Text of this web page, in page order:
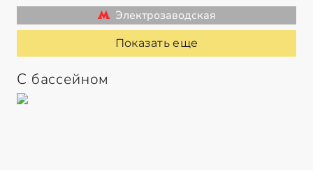
Электрозаводская
Показать еще
С бассейном